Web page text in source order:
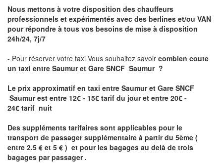
Nous mettons à votre disposition des chauffeurs
professionnels et expérimentés avec des berlines et/ou VAN
pour répondre à tous vos besoins de mise à disposition
24h/24, 7j/7
- Pour réserver votre taxi Vous souhaitez savoir combien coute
un taxi entre Saumur et Gare SNCF Saumur ?
Le prix approximatif en taxi entre Saumur et Gare SNCF
Saumur est entre 12€ - 15€ tarif du jour et entre 20€ -
24€ tarif nuit
Des suppléments tarifaires sont applicables pour le
transport de passager supplémentaire à partir du 5ème (
entre 2.5 € et 5 € ) et pour les bagages au delà de trois
bagages par passager .